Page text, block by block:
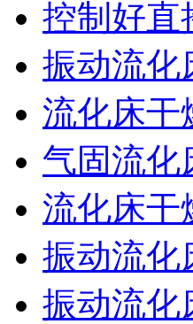
控制好直
振动流化
流化床干
气固流化
流化床干
振动流化
振动流化